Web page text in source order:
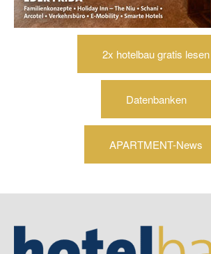
2x hotelbau gratis lesen
Datenbanken
APARTMENT-News